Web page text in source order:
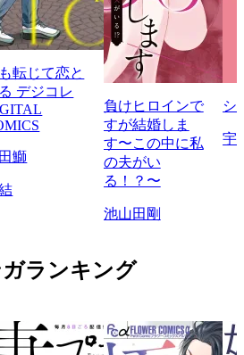
転じて恋と
デジコレ
鰤
負けヒロインで
すが結婚しま
す〜この中に私
の夫がい
る！？〜
池山田剛
シ
宇
ランキング